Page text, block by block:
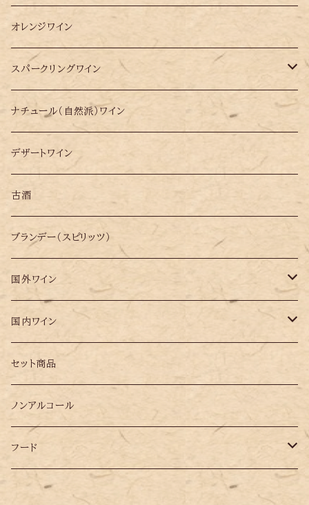
オレンジワイン
スパークリングワイン
シードル
シャンパン
ナチュール（自然派）ワイン
デザートワイン
古酒
ブランデー（スピリッツ）
国外ワイン
イタリア
オーストリア
ギリシャ
スペイン
チリ
国内ワイン
岩手県
セット商品
ノンアルコール
フード
datsuoji シリーズ